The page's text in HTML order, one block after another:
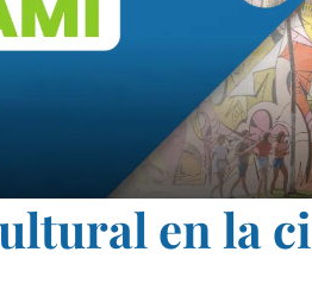
en la